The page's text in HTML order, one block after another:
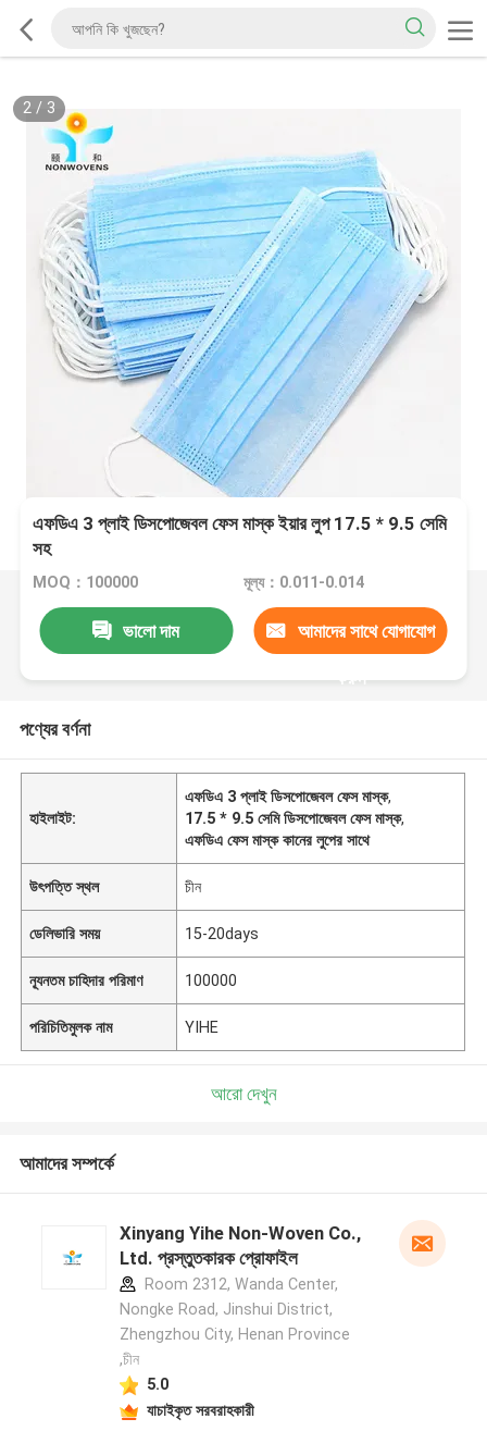
2/ 3
এফডিএ 3 প্লাই ডিসপোজেবল ফেস মাস্ক ইয়ার লুপ 17.5 * 9.5 সেমি
সহ
MOQ：100000 মূল্য：0.011-0.014
ভালো দাম আমাদের সাথে যোগাযোগ
করুন
পণ্যের বর্ণনা
হাইলাইট:
এফডিএ 3 প্লাই ডিসপোজেবল ফেস মাস্ক,
17.5 * 9.5 সেমি ডিসপোজেবল ফেস মাস্ক,
এফডিএ ফেস মাস্ক কানের লুপের সাথে
উৎপত্তি স্থল চীন
ডেলিভারি সময় 15-20days
ন্যূনতম চাহিদার পরিমাণ 100000
পরিচিতিমুলক নাম YIHE
আরো দেখুন
আমাদের সম্পর্কে
Xinyang Yihe Non-Woven Co.,
Ltd. প্রস্তুতকারক প্রোফাইল
Room 2312, Wanda Center,
Nongke Road, Jinshui District,
Zhengzhou City, Henan Province
,চীন
5.0
যাচাইকৃত সরবরাহকারী